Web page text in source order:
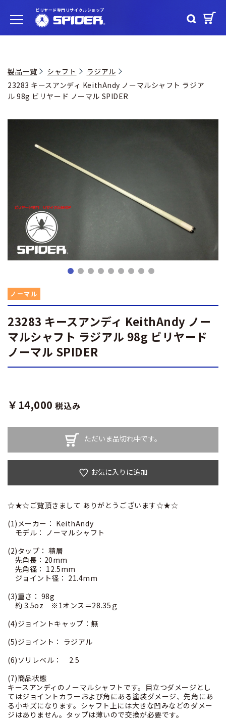
ビリヤード専門リサイクルショップ
製品一覧 シャフト
ラジアル
23283 キースアンディ KeithAndy ノーマルシャフト ラジア
ル 98g ビリヤード ノーマル SPIDER
ノーマル
23283 キースアンディ KeithAndy ノー
マルシャフト ラジアル 98g ビリヤード
ノーマル SPIDER
￥14,000 税込み
ただいま品切れ中です。
お気に入りに追加
☆★☆ご覧頂きまして ありがとうございます☆★☆
(1)メーカー： KeithAndy
モデル： ノーマルシャフト
(2)タップ： 積層
先角長：20mm
先角径： 12.5mm
ジョイント径： 21.4mm
(3)重さ： 98g
約 3.5oz ※1オンス＝28.35ｇ
(4)ジョイントキャップ：無
(5)ジョイント： ラジアル
(6)ソリレベル： 2.5
(7)商品状態
キースアンディのノーマルシャフトです。目立つダメージとし
てはジョイントカラーおよび角にある塗装ダメージ、先角にあ
る小キズになります。シャフト上には大きな凹みなどのダメー
ジはありません。タップは薄いので交換が必要です。